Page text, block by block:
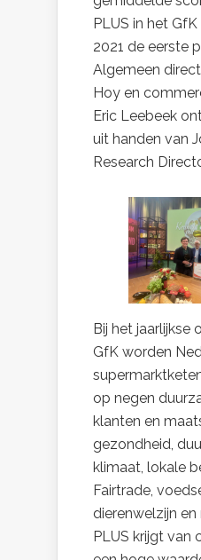
PLUS in het
2021 de eerste
Algemeen
Hoy en
Eric Leebeek
uit handen van
Research
Bij het jaarlijkse
GfK worden
op negen
klanten en
gezondheid,
klimaat, lokale
Fairtrade,
dierenwelzijn en
PLUS krijgt van